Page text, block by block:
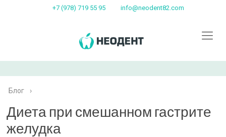
+7 (978) 719 55 95 info@neodent82.com
Блог ›
Диета при смешанном гастрите
желудка